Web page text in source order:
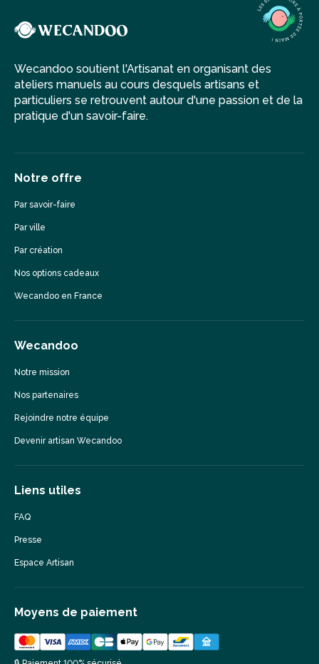
Wecandoo soutient l'Artisanat en organisant des
ateliers manuels au cours desquels artisans et
particuliers se retrouvent autour d'une passion et de la
pratique d'un savoir-faire.
Notre offre
Par savoir-faire
Par ville
Par création
Nos options cadeaux
Wecandoo en France
Wecandoo
Notre mission
Nos partenaires
Rejoindre notre équipe
Devenir artisan Wecandoo
Liens utiles
FAQ
Presse
Espace Artisan
Moyens de paiement